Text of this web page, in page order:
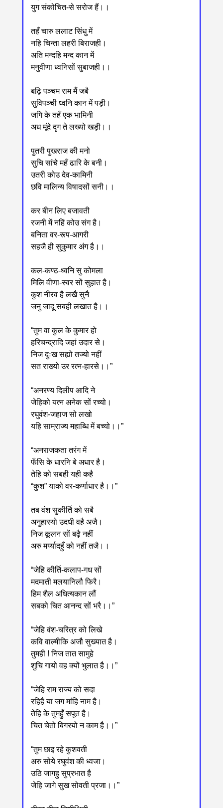
युग संकोचित-से सरोज हैं।।
तहँ चारु ललाट सिंधु में
नहि चिन्ता लहरी बिराजही।
अति मन्दहि मन्द कान में
मनुवीणा ध्वनिसों सुबाजही।।
बढ़ि पञ्चम राम मैं जबै
सुविपञ्ची ध्वनि कान में पड़ी।
जगि के तहँ एक भामिनी
अध मूंदे दृग ते लख्यो खड़ी।।
पुतरी पुखराज की मनो
सुचि सांचे महँ ढारि के बनी।
उतरी कोउ देव-कामिनी
छवि मालिन्य विषादसों सनी।।
कर बीन लिए बजावती
रजनी में नहिं कोउ संग है।
बनिता वर-रूप-आगरी
सहजै ही सुकुमार अंग है।।
कल-कण्ठ-ध्वनि सु कोमला
मिलि वीणा-स्वर सों सुहात है।
कुश नीरव है लखै सुनै
जनु जादू सबही लखात है।।
“तुम वा कुल के कुमार हो
हरिचन्द्रादि जहां उदार से।
निज दुःख सह्यो तज्यो नहीं
सत राख्यो उर रत्न-हारसे।।”
“अनरण्य दिलीप आदि ने
जेहिको यत्न अनेक सों रच्यो।
रघुवंश-जहाज सो लखो
यहि साम्राज्य महाब्धि में बच्यो।।”
“अनराजकता तरंग में
फँसि के धारनि बे अधार है।
तेहि को सबही यही कहै
“कुश” याको वर-कर्णाधार है।।”
तब वंश सुकीर्ति को सबै
अनुहास्यो उदधी वहै अजै।
निज कूलन सों बढ़ै नहीं
अरु मर्य्यादहुँ को नहीं तजै।।
“जेहि कीर्ति-कलाप-गध सों
मदमाती मलयानिलौ फिरै।
हिम शैल अधित्यकान लौं
सबको चित आनन्द सों भरै।।”
“जेहि वंश-चरित्र को लिखे
कवि वाल्मीकि अजौ सुख्यात है।
तुमही ! निज तात सामुहे
शुचि गायो वह क्यों भुलात है।।”
“जेहि राम राज्य को सदा
रहिहै या जग मांहि नाम है।
तेहि के तुमहुँ सपूत है।
चित चेतो बिगरयो न काम है।।”
“तुम छाइ रहे कुशवती
अरु सोये रघुवंश की ध्वजा।
उठि जागहु सुप्रभात है
जेहि जागे सुख सोवती प्रजा।।”